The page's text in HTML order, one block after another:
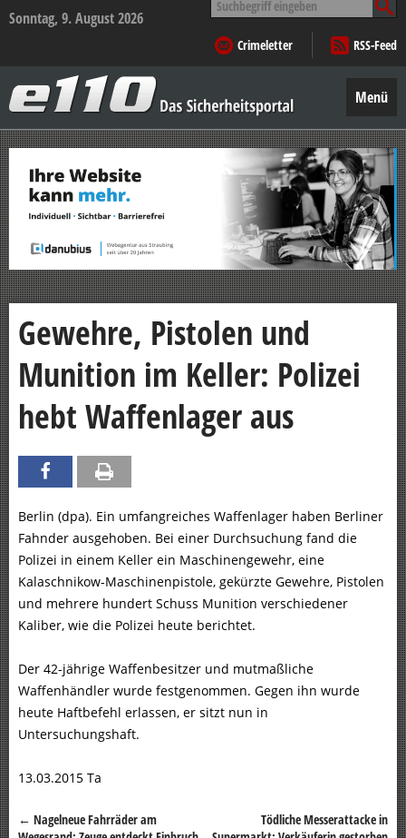
Sonntag, 9. August 2026
nach:
Crimeletter
RSS-Feed
–
Das
Sicherheitsportal
Menü
Zum
Inhalt
springen
Gewehre, Pistolen und
Munition im Keller: Polizei
hebt Waffenlager aus
Berlin (dpa). Ein umfangreiches Waffenlager haben Berliner
Fahnder ausgehoben. Bei einer Durchsuchung fand die
Polizei in einem Keller ein Maschinengewehr, eine
Kalaschnikow-Maschinenpistole, gekürzte Gewehre, Pistolen
und mehrere hundert Schuss Munition verschiedener
Kaliber, wie die Polizei heute berichtet.
Der 42-jährige Waffenbesitzer und mutmaßliche
Waffenhändler wurde festgenommen. Gegen ihn wurde
heute Haftbefehl erlassen, er sitzt nun in
Untersuchungshaft.
13.03.2015 Ta
Beitragsnavigation
← Nagelneue Fahrräder am
Tödliche Messerattacke in